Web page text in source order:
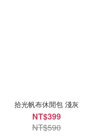
拾光帆布休閒包 淺灰
NT$399
NT$590